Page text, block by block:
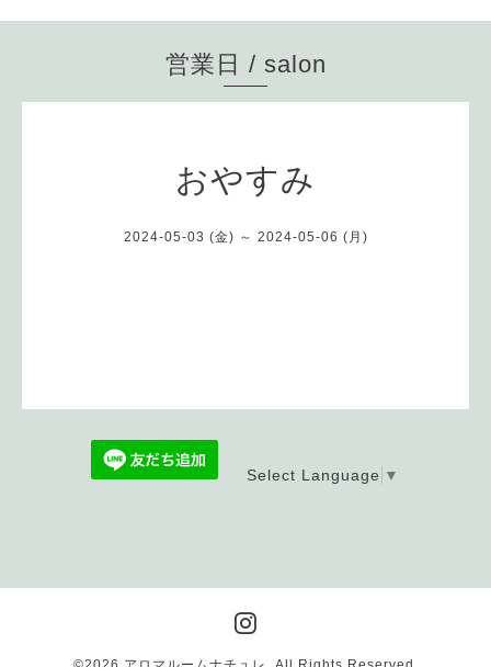
営業日 / salon
おやすみ
2024-05-03 (金) ～ 2024-05-06 (月)
Select Language ▼